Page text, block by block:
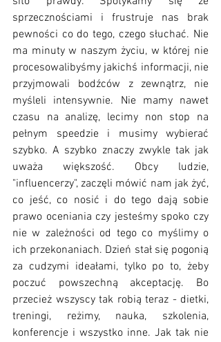
sprzecznościami i frustruje nas brak
pewności co do tego, czego słuchać. Nie
ma minuty w naszym życiu, w której nie
procesowalibyśmy jakichś informacji, nie
przyjmowali bodźców z zewnątrz, nie
myśleli intensywnie. Nie mamy nawet
czasu na analizę, lecimy non stop na
pełnym speedzie i musimy wybierać
szybko. A szybko znaczy zwykle tak jak
uważa większość. Obcy ludzie,
"influencerzy", zaczęli mówić nam jak żyć,
co jeść, co nosić i do tego dają sobie
prawo oceniania czy jesteśmy spoko czy
nie w zależności od tego co myślimy o
ich przekonaniach. Dzień stał się pogonią
za cudzymi ideałami, tylko po to, żeby
poczuć powszechną akceptację. Bo
przecież wszyscy tak robią teraz - dietki,
treningi, reżimy, nauka, szkolenia,
konferencje i wszystko inne. Jak tak nie